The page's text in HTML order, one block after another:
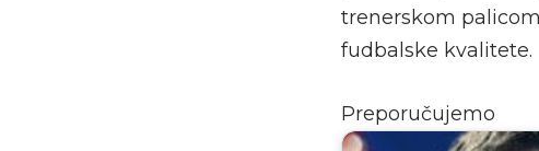
trenerskom
fudbalske kvalitete.
Preporučujemo